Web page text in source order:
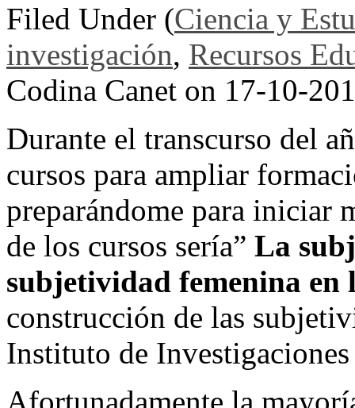
Filed Under (Ciencia y
investigación, Recursos
Codina Canet on 17-10-
Durante el transcurso del
cursos para ampliar
preparándome para iniciar
de los cursos sería” La
subjetividad femenina
construcción de las
Instituto de
Afortunadamente la